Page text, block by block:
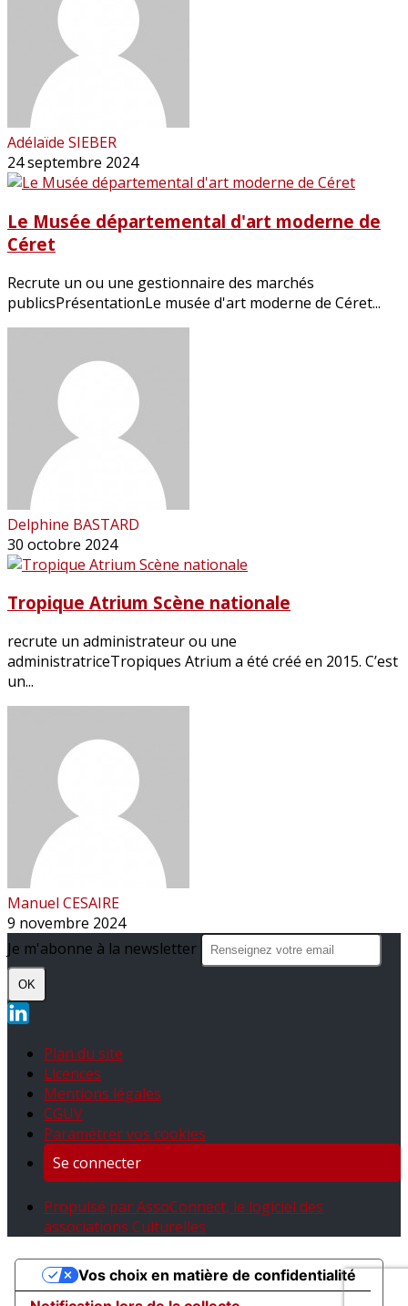
Adélaïde SIEBER
24 septembre 2024
Le Musée départemental d'art moderne de
Céret
Recrute un ou une gestionnaire des marchés
publicsPrésentationLe musée d'art moderne de Céret...
Delphine BASTARD
30 octobre 2024
Tropique Atrium Scène nationale
recrute un administrateur ou une
administratriceTropiques Atrium a été créé en 2015. C’est
un...
Manuel CESAIRE
9 novembre 2024
Je m'abonne à la newsletter
OK
Plan du site
Licences
Mentions légales
CGUV
Paramétrer vos cookies
Se connecter
Propulsé par AssoConnect, le logiciel des
associations Culturelles
Vos choix en matière de confidentialité